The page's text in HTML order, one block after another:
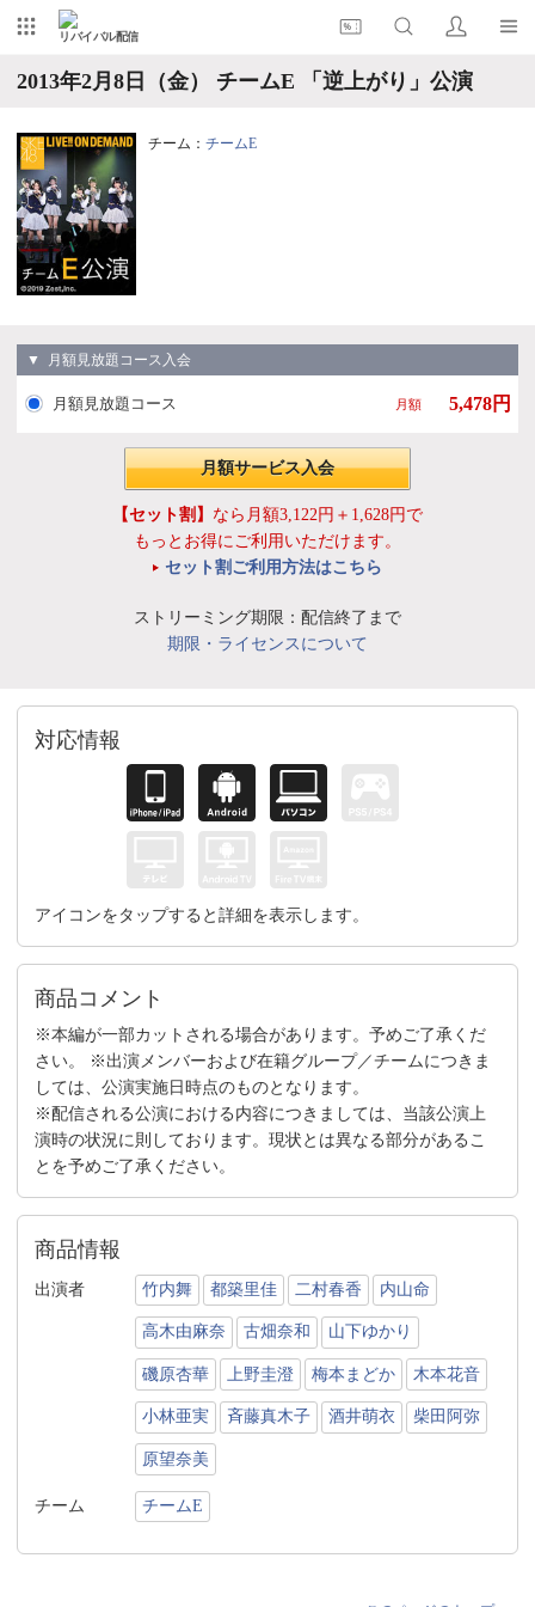
リバイバル配信
2013年2月8日（金） チームE 「逆上がり」公演
チーム： チームE
▼ 月額見放題コース入会
月額見放題コース 月額 5,478円
月額サービス入会
【セット割】 なら月額3,122円＋1,628円で
もっとお得にご利用いただけます。
セット割ご利用方法はこちら
ストリーミング期限：配信終了まで
期限・ライセンスについて
対応情報
アイコンをタップすると詳細を表示します。
商品コメント
※本編が一部カットされる場合があります。予めご了承くだ
さい。 ※出演メンバーおよび在籍グループ／チームにつきま
しては、公演実施日時点のものとなります。
※配信される公演における内容につきましては、当該公演上
演時の状況に則しております。現状とは異なる部分があるこ
とを予めご了承ください。
商品情報
出演者 竹内舞 都築里佳 二村春香 内山命
高木由麻奈 古畑奈和 山下ゆかり
磯原杏華 上野圭澄 梅本まどか 木本花音
小林亜実 斉藤真木子 酒井萌衣 柴田阿弥
原望奈美
チーム チームE